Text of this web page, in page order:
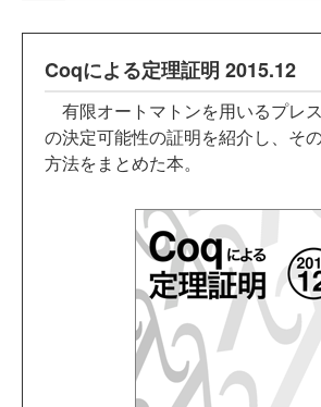
Coqによる定理証明 2015.12
有限オートマトンを用いるプレ
の決定可能性の証明を紹介し、そ
方法をまとめた本。